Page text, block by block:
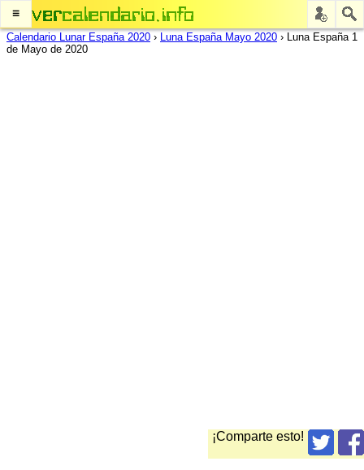
≡
Calendario Lunar España 2020 › Luna España Mayo 2020 › Luna España 1
de Mayo de 2020
¡Comparte esto!